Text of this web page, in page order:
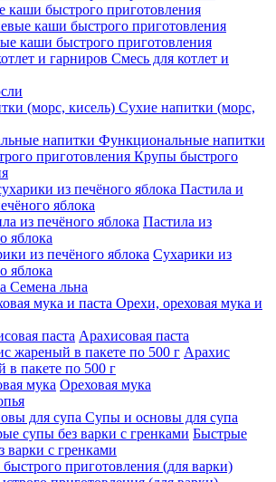
каши быстрого приготовления
каши быстрого приготовления
Смесь для котлет и
Сухие напитки (морс,
Функциональные напитки
Крупы быстрого
Пастила и
яблока
Пастила из
яблока
Сухарики из
яблока
Семена льна
Орехи, ореховая мука и
Арахисовая паста
Арахис
в пакете по 500 г
Ореховая мука
Супы и основы для супа
Быстрые
варки с гренками